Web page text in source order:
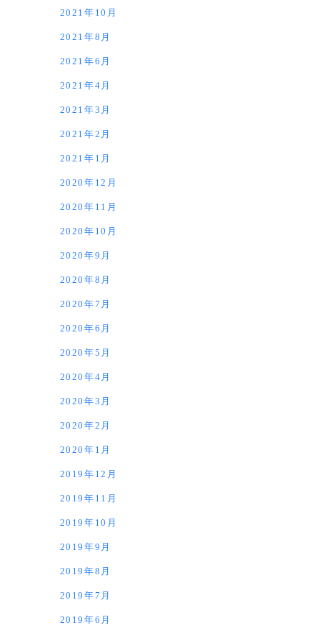
2021年10月
2021年8月
2021年6月
2021年4月
2021年3月
2021年2月
2021年1月
2020年12月
2020年11月
2020年10月
2020年9月
2020年8月
2020年7月
2020年6月
2020年5月
2020年4月
2020年3月
2020年2月
2020年1月
2019年12月
2019年11月
2019年10月
2019年9月
2019年8月
2019年7月
2019年6月